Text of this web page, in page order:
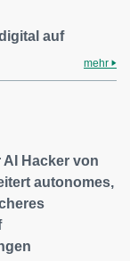
auf
mehr
AI Hacker von
autonomes,